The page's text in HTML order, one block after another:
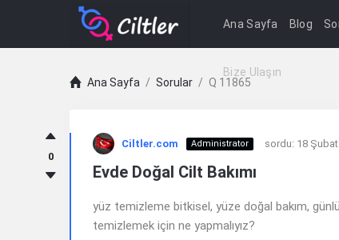
Ana Sayfa Blog
Bize Ulaşın
Ana Sayfa / Sorular / Q 11865
Ciltler.com
Latest
Sorular
0
Ciltler.com Administrator sordu: 18
Evde Doğal Cilt Bakımı
yüz temizleme bitkisel, yüze doğal bakım,
temizlemek için ne yapmalıyız?